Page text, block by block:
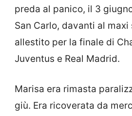
preda al panico, il 3
San Carlo, davanti al maxi
allestito per la finale di
Juventus e Real Madrid.
Marisa era rimasta
giù. Era ricoverata da